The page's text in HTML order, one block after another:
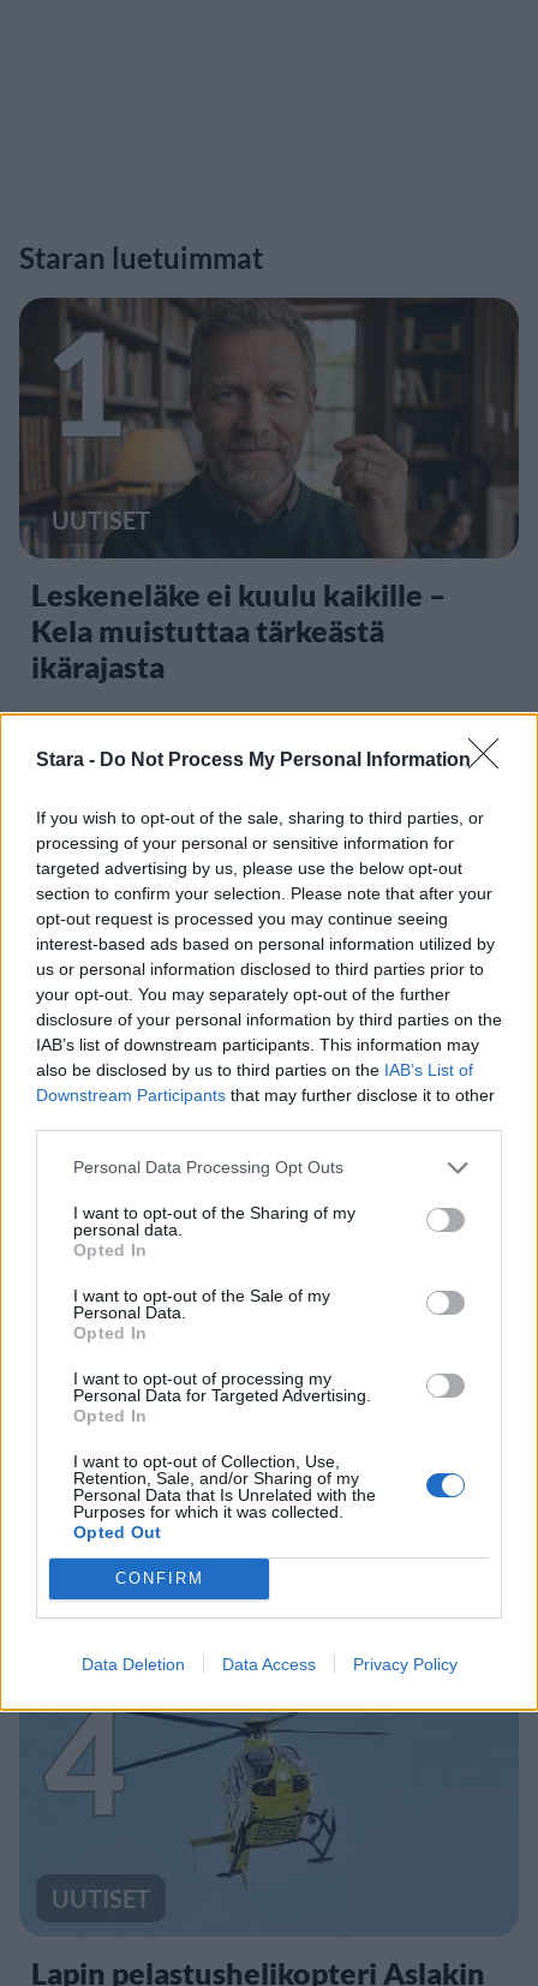
Stara - Do Not Process My Personal Information
If you wish to opt-out of the sale, sharing to third parties, or
processing of your personal or sensitive information for
targeted advertising by us, please use the below opt-out
section to confirm your selection. Please note that after your
opt-out request is processed you may continue seeing
interest-based ads based on personal information utilized by
us or personal information disclosed to third parties prior to
your opt-out. You may separately opt-out of the further
disclosure of your personal information by third parties on the
IAB’s list of downstream participants. This information may
also be disclosed by us to third parties on the IAB’s List of
Downstream Participants that may further disclose it to other
Personal Data Processing Opt Outs
I want to opt-out of the Sharing of my
personal data.
Opted In
I want to opt-out of the Sale of my
Personal Data.
Opted In
I want to opt-out of processing my
Personal Data for Targeted Advertising.
Opted In
I want to opt-out of Collection, Use,
Retention, Sale, and/or Sharing of my
Personal Data that Is Unrelated with the
Purposes for which it was collected.
Opted Out
CONFIRM
Data Deletion Data Access Privacy Policy
Staran luetuimmat
1
UUTISET
Leskeneläke ei kuulu kaikille –
Kela muistuttaa tärkeästä
ikärajasta
2
UUTISET
Työnantaja ei hyväksynyt
etälääkärin
sairauslomatodistuksia – neljälle
3
MATKAILU
Finnairin lennoista osan lentää
jatkossa toinen lentoyhtiö –
matkustajille tärkeä rajoitus
4
UUTISET
Lapin pelastushelikopteri Aslakin